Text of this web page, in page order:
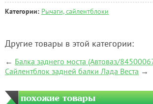
Категории: Рычаги, сайлентблоки
Другие товары в этой категории:
← Балка заднего моста (Автоваз/
Сайлентблок задней балки Лада Веста →
похожие товары